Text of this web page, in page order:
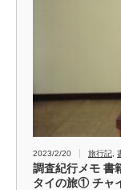
2023/2/20 旅行記
調査紀行メモ 書
タイの旅① チャ